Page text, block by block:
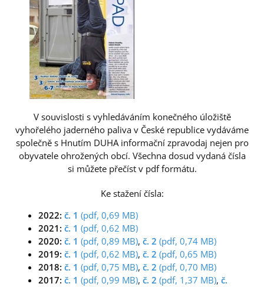
V souvislosti s vyhledáváním konečného úložiště
vyhořelého jaderného paliva v České republice vydáváme
společně s Hnutím DUHA informační zpravodaj nejen pro
obyvatele ohrožených obcí. Všechna dosud vydaná čísla
si můžete přečíst v pdf formátu.
Ke stažení čísla:
2022: č. 1 (pdf, 0,69 MB)
2021: č. 1 (pdf, 0,62 MB)
2020: č. 1 (pdf, 0,89 MB), č. 2 (pdf, 0,74 MB)
2019: č. 1 (pdf, 0,62 MB), č. 2 (pdf, 0,65 MB)
2018: č. 1 (pdf, 0,75 MB), č. 2 (pdf, 0,70 MB)
2017: č. 1 (pdf, 0,99 MB), č. 2 (pdf, 1,37 MB), č.